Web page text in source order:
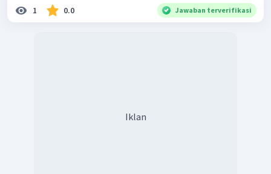
1 0.0 Jawaban terverifikasi
Iklan